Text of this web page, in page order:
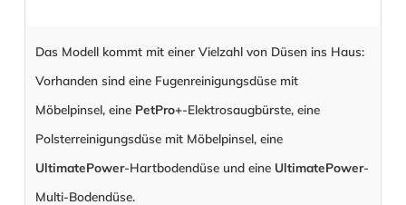
Das Modell kommt mit einer Vielzahl von Düsen ins Haus:
Vorhanden sind eine Fugenreinigungsdüse mit
Möbelpinsel, eine PetPro+-Elektrosaugbürste, eine
Polsterreinigungsdüse mit Möbelpinsel, eine
UltimatePower-Hartbodendüse und eine UltimatePower-
Multi-Bodendüse.